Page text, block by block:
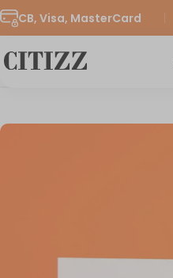
CB, Visa, MasterCard